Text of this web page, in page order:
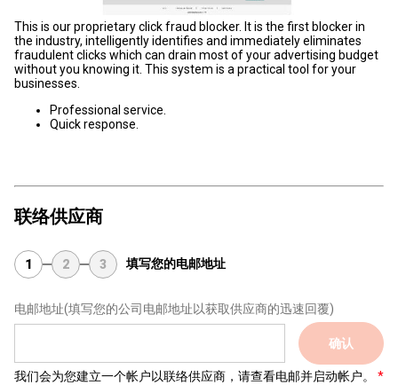
This is our proprietary click fraud blocker. It is the first blocker in
the industry, intelligently identifies and immediately eliminates
fraudulent clicks which can drain most of your advertising budget
without you knowing it. This system is a practical tool for your
businesses.
Professional service.
Quick response.
联络供应商
1 2 3 填写您的电邮地址
电邮地址(填写您的公司电邮地址以获取供应商的迅速回覆)
确认
我们会为您建立一个帐户以联络供应商，请查看电邮并启动帐户。